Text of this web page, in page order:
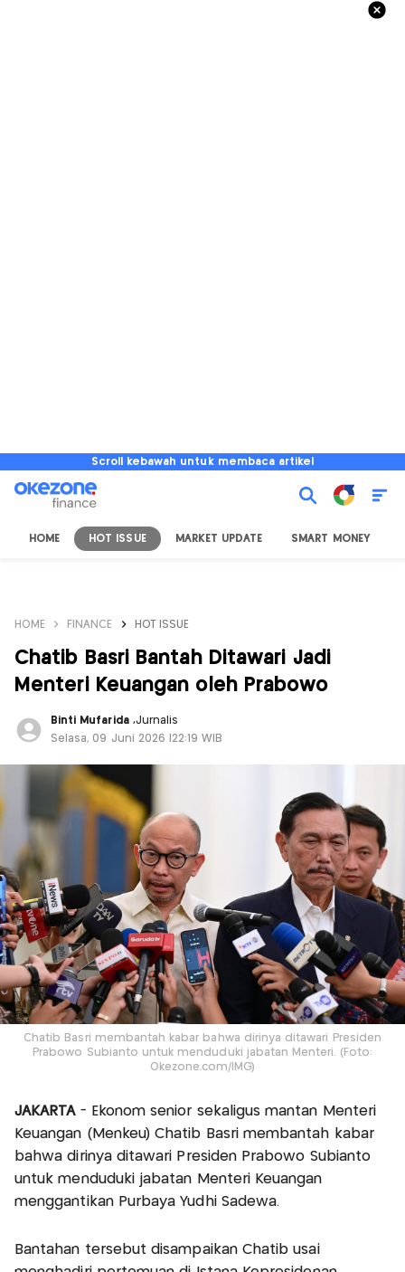
Scroll kebawah untuk membaca artikel
HOME HOT ISSUE MARKET UPDATE SMART MONEY
HOME FINANCE HOT ISSUE
Chatib Basri Bantah Ditawari Jadi
Menteri Keuangan oleh Prabowo
Binti Mufarida ,Jurnalis
Selasa, 09 Juni 2026 |22:19 WIB
Chatib Basri membantah kabar bahwa dirinya ditawari Presiden
Prabowo Subianto untuk menduduki jabatan Menteri. (Foto:
Okezone.com/IMG)
JAKARTA - Ekonom senior sekaligus mantan Menteri
Keuangan (Menkeu) Chatib Basri membantah kabar
bahwa dirinya ditawari Presiden Prabowo Subianto
untuk menduduki jabatan Menteri Keuangan
menggantikan Purbaya Yudhi Sadewa.
Bantahan tersebut disampaikan Chatib usai